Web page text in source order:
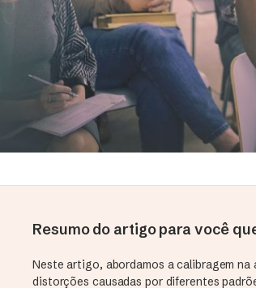
Resumo do artigo para você
Neste artigo, abordamos a calibragem
distorções causadas por diferentes